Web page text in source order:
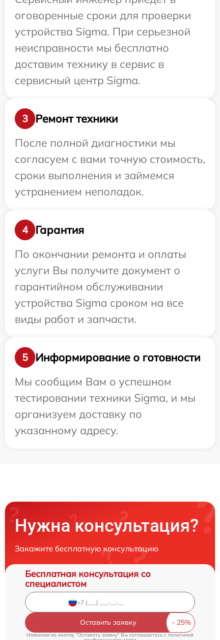
оговоренные сроки для проверки
устройства Sigma. При серьезной
неисправности мы бесплатно
доставим технику в сервис в
сервисный центр Sigma.
3
Ремонт техники
После полной диагностики мы
согласуем с вами точную стоимость,
сроки выполнения и займемся
устранением неполадок.
4
Гарантия
По окончании ремонта и оплаты
услуги Вы получите документ о
гарантийном обслуживании
устройства Sigma сроком на все
виды работ и запчасти.
5
Информирование о готовности
Мы сообщим Вам о успешном
тестировании техники Sigma, и мы
организуем доставку по
указанному адресу.
Нужна консультация?
Закажите бесплатную консультацию
Бесплатная консультация со
специалистом
Оставить заявку
Нажимая на кнопку "Оставить заявку" Вы соглашаетесь c политикой